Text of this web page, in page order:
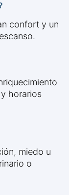
confort y un
horarios
miedo u
o